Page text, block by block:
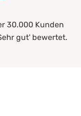
30.000 Kunden
gut' bewertet.